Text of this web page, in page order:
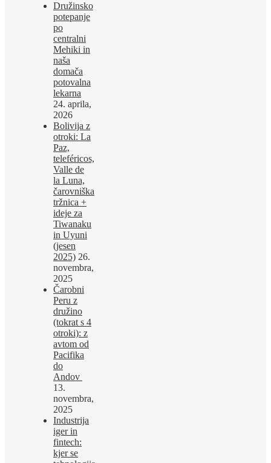
Družinsko
potepanje
po
centralni
Mehiki in
naša
domača
potovalna
lekarna
24. aprila,
2026
Bolivija z
otroki: La
Paz,
teleféricos,
Valle de
la Luna,
čarovniška
tržnica +
ideje za
Tiwanaku
in Uyuni
(jesen
2025) 26.
novembra,
2025
Čarobni
Peru z
družino
(tokrat s 4
otroki): z
avtom od
Pacifika
do
Andov
13.
novembra,
2025
Industrija
iger in
fintech:
kjer se